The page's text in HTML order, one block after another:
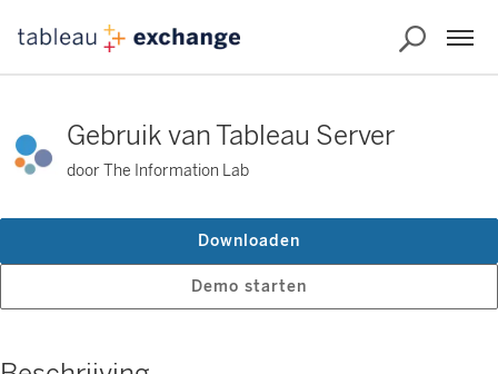
Gebruik van Tableau Server
door The Information Lab
Demo starten
Downloaden